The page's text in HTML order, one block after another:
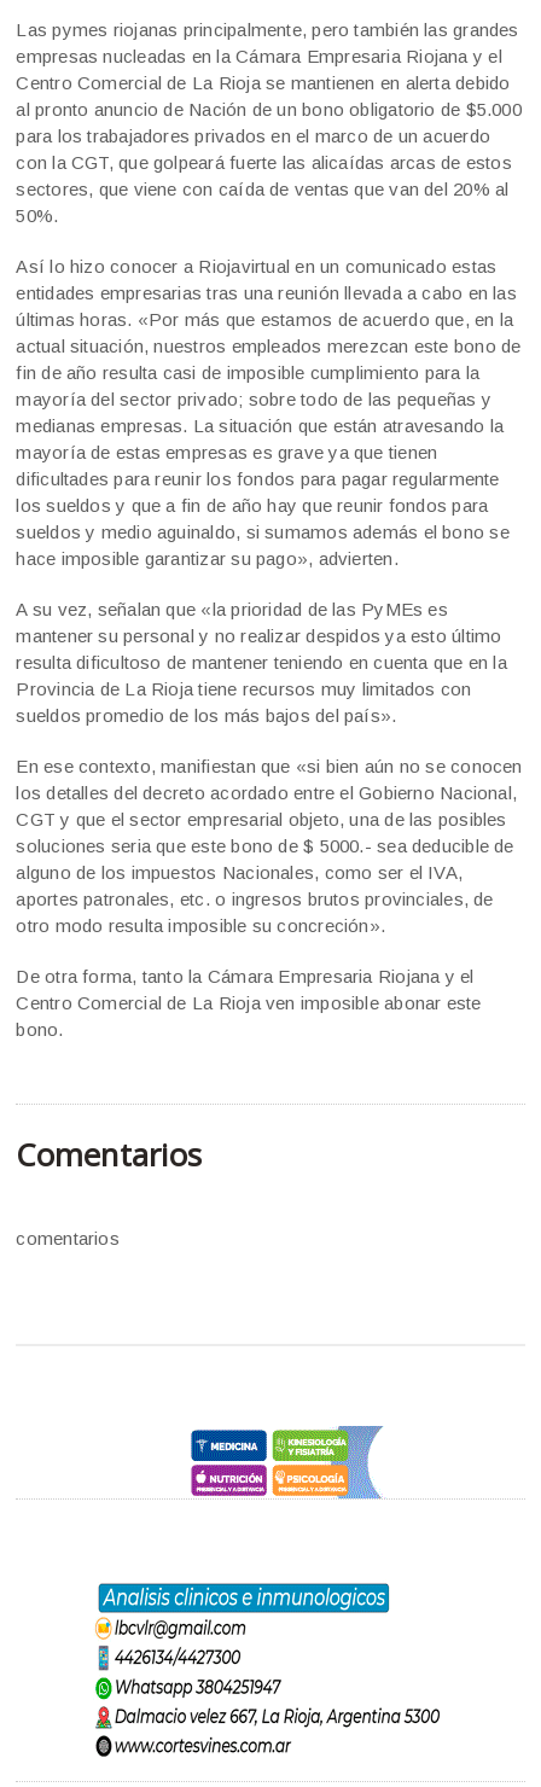
Las pymes riojanas principalmente, pero también las grandes
empresas nucleadas en la Cámara Empresaria Riojana y el
Centro Comercial de La Rioja se mantienen en alerta debido
al pronto anuncio de Nación de un bono obligatorio de $5.000
para los trabajadores privados en el marco de un acuerdo
con la CGT, que golpeará fuerte las alicaídas arcas de estos
sectores, que viene con caída de ventas que van del 20% al
50%.
Así lo hizo conocer a Riojavirtual en un comunicado estas
entidades empresarias tras una reunión llevada a cabo en las
últimas horas. «Por más que estamos de acuerdo que, en la
actual situación, nuestros empleados merezcan este bono de
fin de año resulta casi de imposible cumplimiento para la
mayoría del sector privado; sobre todo de las pequeñas y
medianas empresas. La situación que están atravesando la
mayoría de estas empresas es grave ya que tienen
dificultades para reunir los fondos para pagar regularmente
los sueldos y que a fin de año hay que reunir fondos para
sueldos y medio aguinaldo, si sumamos además el bono se
hace imposible garantizar su pago», advierten.
A su vez, señalan que «la prioridad de las PyMEs es
mantener su personal y no realizar despidos ya esto último
resulta dificultoso de mantener teniendo en cuenta que en la
Provincia de La Rioja tiene recursos muy limitados con
sueldos promedio de los más bajos del país».
En ese contexto, manifiestan que «si bien aún no se conocen
los detalles del decreto acordado entre el Gobierno Nacional,
CGT y que el sector empresarial objeto, una de las posibles
soluciones seria que este bono de $ 5000.- sea deducible de
alguno de los impuestos Nacionales, como ser el IVA,
aportes patronales, etc. o ingresos brutos provinciales, de
otro modo resulta imposible su concreción».
De otra forma, tanto la Cámara Empresaria Riojana y el
Centro Comercial de La Rioja ven imposible abonar este
bono.
Comentarios
comentarios